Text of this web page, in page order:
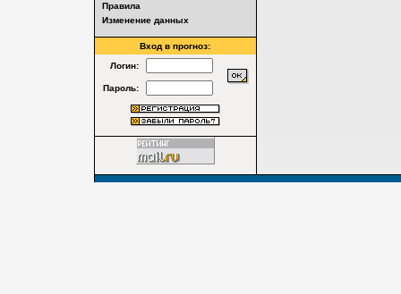
Правила
Изменение данных
Вход в прогноз:
Логин:
Пароль: